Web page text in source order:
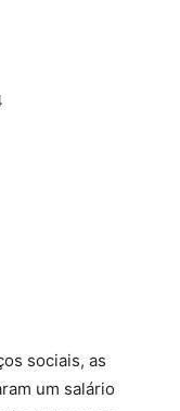
sociais, as
um salário